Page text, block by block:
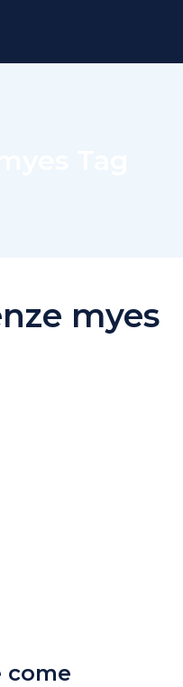
myes
come